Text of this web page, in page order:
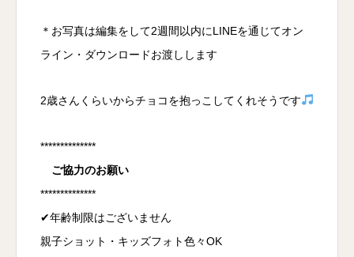
＊お写真は編集をして2週間以内にLINEを通じてオン
ライン・ダウンロードお渡しします
2歳さんくらいからチョコを抱っこしてくれそうです
**************
ご協力のお願い
**************
✔︎年齢制限はございません
親子ショット・キッズフォト色々OK